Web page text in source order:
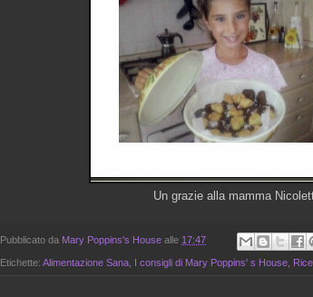
Un grazie alla mamma
Pubblicato da Mary Poppins's House alle 17:47
Etichette: Alimentazione Sana I consigli di Mary Poppins' s House